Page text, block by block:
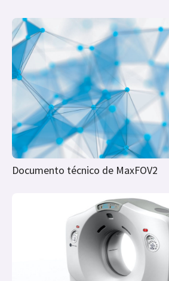
Documento técnico de MaxFOV2